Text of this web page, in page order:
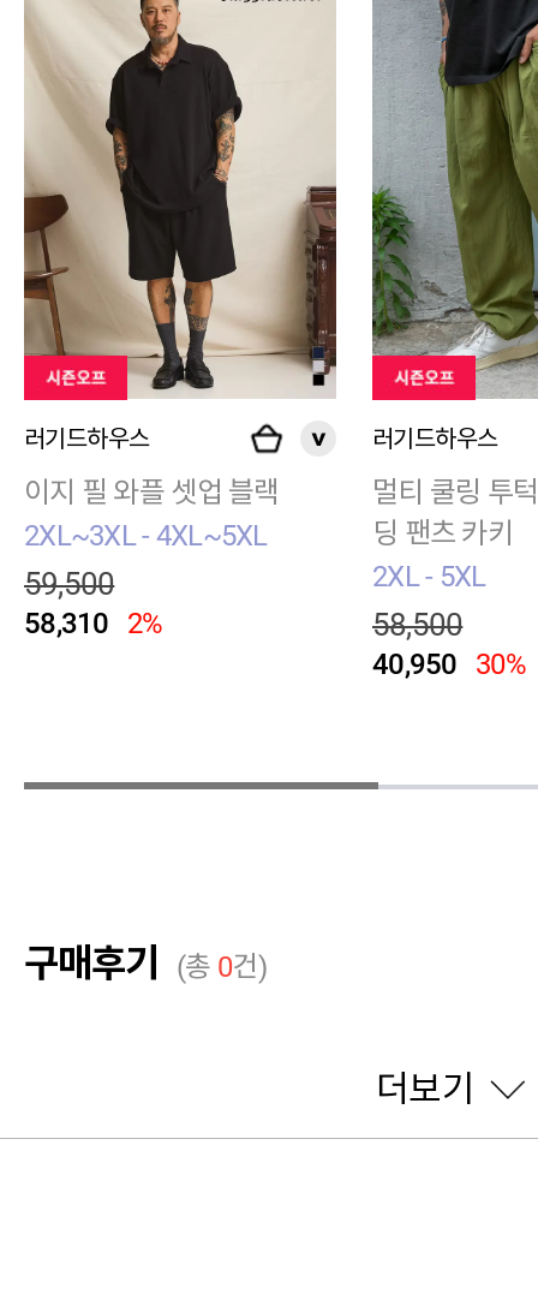
러기드하우스
이지 필 와플 셋업 블랙
2XL~3XL - 4XL~5XL
59,500
58,310 2%
러기드하우스
멀티 쿨링 투
딩 팬츠 카키
2XL - 5XL
58,500
40,950 30%
구매후기 (총 0건)
더보기